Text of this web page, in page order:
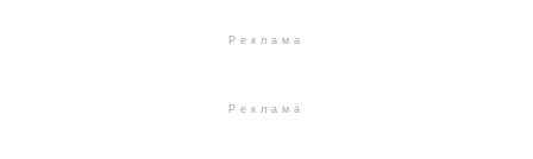
Реклама
Реклама